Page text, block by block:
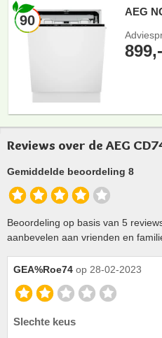
90
AEG
899,-
Reviews over de AEG
Gemiddelde beoordeling 8
Beoordeling op basis van 5
aanbevelen aan vrienden en
GEA%Roe74 op 28-02-2023
Slechte keus